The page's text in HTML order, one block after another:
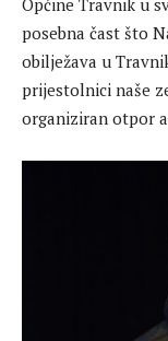
posebna čast što
obilježava u
prijestolnici naše
organiziran otpor